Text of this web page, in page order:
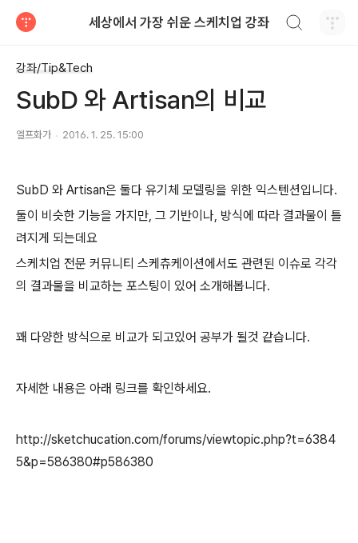
세상에서 가장 쉬운 스케치업 강좌
강좌/Tip&Tech
SubD 와 Artisan의 비교
엘프화가 2016. 1. 25. 15:00
SubD 와 Artisan은 둘다 유기체 모델링을 위한 익스텐션입니다.
둘이 비슷한 기능을 가지만, 그 기반이나, 방식에 따라 결과물이 틀
려지게 되는데요
스케치업 전문 커뮤니티 스케츄케이션에서도 관련된 이슈로 각각
의 결과물을 비교하는 포스팅이 있어 소개해봅니다.
꽤 다양한 방식으로 비교가 되고있어 공부가 될것 같습니다.
자세한 내용은 아래 링크를 확인하세요.
http://sketchucation.com/forums/viewtopic.php?t=6384
5&p=586380#p586380